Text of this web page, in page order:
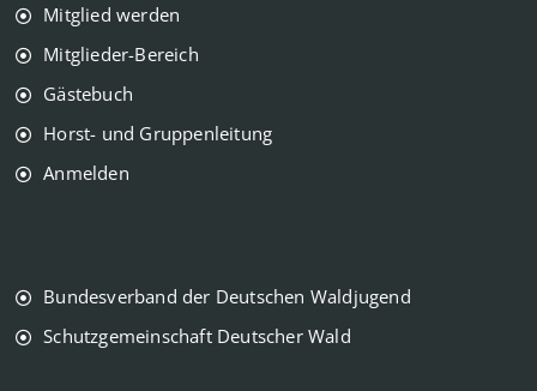
Mitglied werden
Mitglieder-Bereich
Gästebuch
Horst- und Gruppenleitung
Anmelden
Bundesverband der Deutschen Waldjugend
Schutzgemeinschaft Deutscher Wald